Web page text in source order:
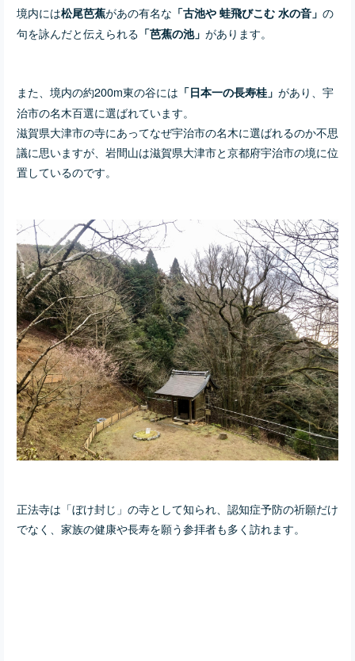
境内には松尾芭蕉があの有名な 「古池や 蛙飛びこむ 水の音」 の
句を詠んだと伝えられる 「芭蕉の池」 があります。
また、境内の約200m東の谷には 「日本一の長寿桂」 があり、宇
治市の名木百選に選ばれています。
滋賀県大津市の寺にあってなぜ宇治市の名木に選ばれるのか不思
議に思いますが、岩間山は滋賀県大津市と京都府宇治市の境に位
置しているのです。
正法寺は「ぼけ封じ」の寺として知られ、認知症予防の祈願だけ
でなく、家族の健康や長寿を願う参拝者も多く訪れます。